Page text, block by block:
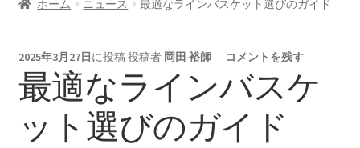
ス
ッ
プ
ッ
ニ
学ぶ(Learn)
ブ
個人レッスン＆ガイド(Lesson & Guide)
ホーム ニュース 最適なラインバスケット選びのガイド
2025年3月27日に投稿投稿者 岡田 裕師— コメントを残す
最適なラインバスケ
ット選びのガイド